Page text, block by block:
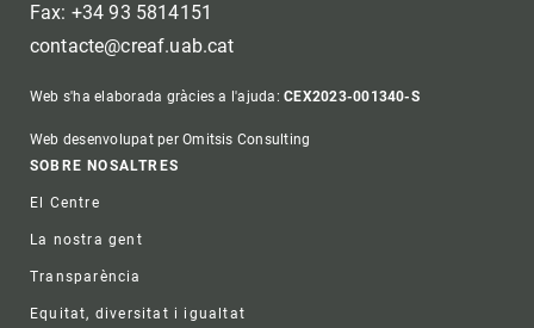
Fax: +34 93 5814151
contacte@creaf.uab.cat
Web s'ha elaborada gràcies a l'ajuda:CEX2023-001340-S
Web desenvolupat per Omitsis Consulting
Footer
SOBRE NOSALTRES
El Centre
La nostra gent
Transparència
Equitat, diversitat i igualtat